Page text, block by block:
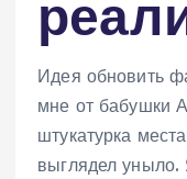
Идея обновить
мне от бабушки
штукатурка
выглядел